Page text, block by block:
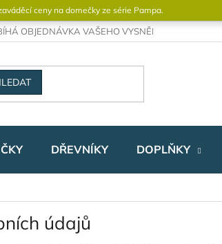
ceny na domečky ze série Pampa.
OBJEDNÁVKA VAŠEHO VYSNĚNÉHO DOMKU
DŘEVNÍKY DOPLŇKY
údajů